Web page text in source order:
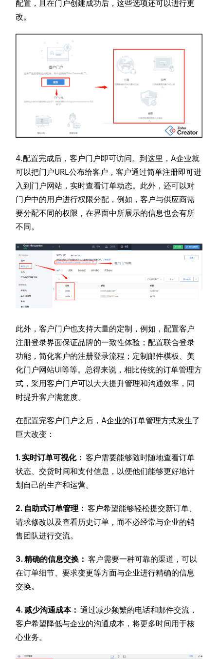
配置，且在门户创建成功后，这些选项还可以进行更
改。
4.配置完成后，客户门户即可访问。到这里，A企业就
可以把门户URL公布给客户，客户通过简单注册即可进
入到门户网站，实时查看订单动态。此外，还可以对
门户中的用户进行权限分配，例如，客户与供应商需
要分配不同的权限，在界面中所展示的信息也会有所
不同。
此外，客户门户也支持大量的定制，例如，配置客户
注册登录界面保证品牌的一致性体验；配置联合登录
功能，简化客户的注册登录流程；定制邮件模板、美
化门户网站UI等等。总得来说，相比传统的订单管理方
式，采用客户门户可以大大提升管理和沟通效率，同
时提升客户满意度。
在配置完客户门户之后，A企业的订单管理方式发生了
巨大改变：
1. 实时订单可视化： 客户需要能够随时随地查看订单
状态、交货时间和支付信息，以便他们能够更好地计
划自己的生产和运营。
2. 自助式订单管理： 客户希望能够轻松提交新订单、
请求修改以及查看历史订单，而不必经常与企业的销
售团队进行交流。
3. 精确的信息交换：客户需要一种可靠的渠道，可以
在订单细节、要求变更等方面与企业进行精确的信息
交换。
4. 减少沟通成本： 通过减少频繁的电话和邮件交流，
客户希望降低与企业的沟通成本，将更多时间用于核
心业务。